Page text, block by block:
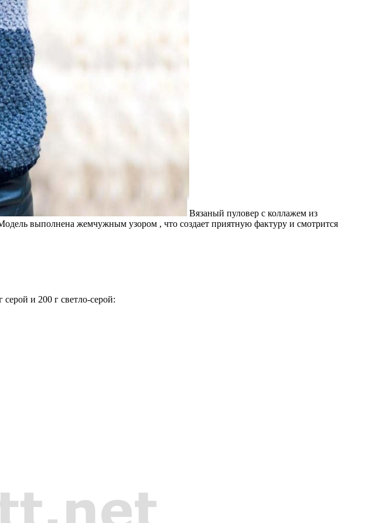
Вязаный пуловер с коллажем из
выполнена жемчужным узором , что создает приятную фактуру и смотрится
и 200 г светло-серой: